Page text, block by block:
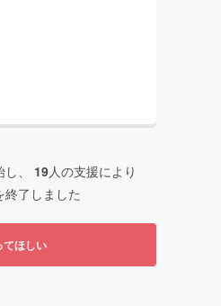
、 19人の支援により
終了しました
てほしい